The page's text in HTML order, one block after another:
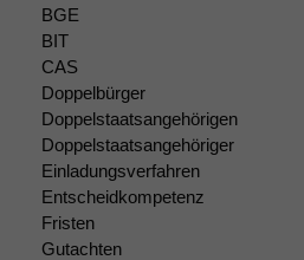
BGE
BIT
CAS
Doppelbürger
Doppelstaatsangehörigen
Doppelstaatsangehöriger
Einladungsverfahren
Entscheidkompetenz
Fristen
Gutachten